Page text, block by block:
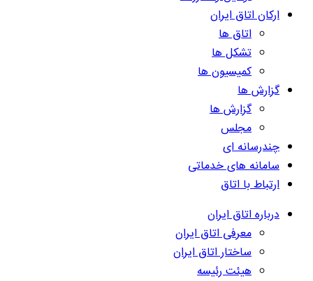
ارکان اتاق ایران
اتاق ها
تشکل ها
کمیسیون ها
گزارش ها
گزارش ها
مجلس
چندرسانه ای
سامانه های خدماتی
ارتباط با اتاق
درباره اتاق ایران
معرفی اتاق ایران
ساختار اتاق ایران
هیئت رئیسه